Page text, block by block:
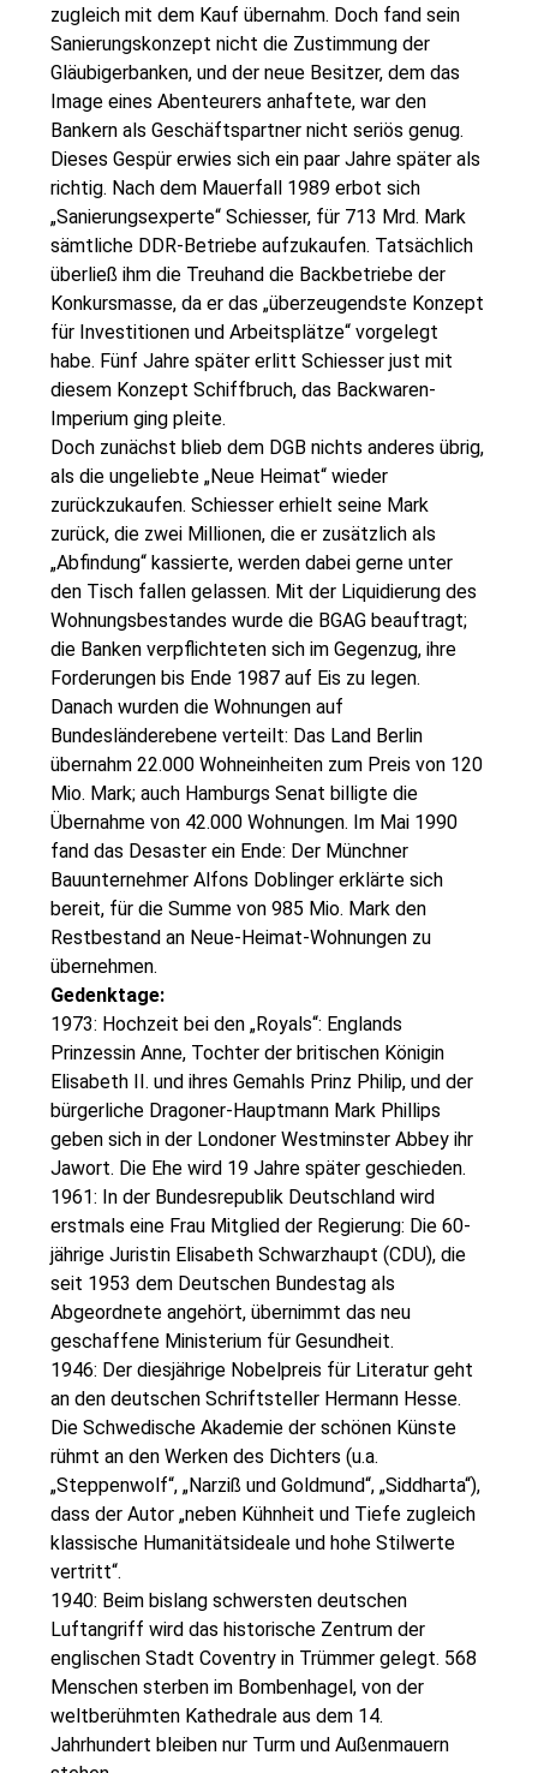
zugleich mit dem Kauf übernahm. Doch fand sein
Sanierungskonzept nicht die Zustimmung der
Gläubigerbanken, und der neue Besitzer, dem das
Image eines Abenteurers anhaftete, war den
Bankern als Geschäftspartner nicht seriös genug.
Dieses Gespür erwies sich ein paar Jahre später als
richtig. Nach dem Mauerfall 1989 erbot sich
„Sanierungsexperte“ Schiesser, für 713 Mrd. Mark
sämtliche DDR-Betriebe aufzukaufen. Tatsächlich
überließ ihm die Treuhand die Backbetriebe der
Konkursmasse, da er das „überzeugendste Konzept
für Investitionen und Arbeitsplätze“ vorgelegt
habe. Fünf Jahre später erlitt Schiesser just mit
diesem Konzept Schiffbruch, das Backwaren-
Imperium ging pleite.
Doch zunächst blieb dem DGB nichts anderes übrig,
als die ungeliebte „Neue Heimat“ wieder
zurückzukaufen. Schiesser erhielt seine Mark
zurück, die zwei Millionen, die er zusätzlich als
„Abfindung“ kassierte, werden dabei gerne unter
den Tisch fallen gelassen. Mit der Liquidierung des
Wohnungsbestandes wurde die BGAG beauftragt;
die Banken verpflichteten sich im Gegenzug, ihre
Forderungen bis Ende 1987 auf Eis zu legen.
Danach wurden die Wohnungen auf
Bundesländerebene verteilt: Das Land Berlin
übernahm 22.000 Wohneinheiten zum Preis von 120
Mio. Mark; auch Hamburgs Senat billigte die
Übernahme von 42.000 Wohnungen. Im Mai 1990
fand das Desaster ein Ende: Der Münchner
Bauunternehmer Alfons Doblinger erklärte sich
bereit, für die Summe von 985 Mio. Mark den
Restbestand an Neue-Heimat-Wohnungen zu
übernehmen.
Gedenktage:
1973: Hochzeit bei den „Royals“: Englands
Prinzessin Anne, Tochter der britischen Königin
Elisabeth II. und ihres Gemahls Prinz Philip, und der
bürgerliche Dragoner-Hauptmann Mark Phillips
geben sich in der Londoner Westminster Abbey ihr
Jawort. Die Ehe wird 19 Jahre später geschieden.
1961: In der Bundesrepublik Deutschland wird
erstmals eine Frau Mitglied der Regierung: Die 60-
jährige Juristin Elisabeth Schwarzhaupt (CDU), die
seit 1953 dem Deutschen Bundestag als
Abgeordnete angehört, übernimmt das neu
geschaffene Ministerium für Gesundheit.
1946: Der diesjährige Nobelpreis für Literatur geht
an den deutschen Schriftsteller Hermann Hesse.
Die Schwedische Akademie der schönen Künste
rühmt an den Werken des Dichters (u.a.
„Steppenwolf“, „Narziß und Goldmund“, „Siddharta“),
dass der Autor „neben Kühnheit und Tiefe zugleich
klassische Humanitätsideale und hohe Stilwerte
vertritt“.
1940: Beim bislang schwersten deutschen
Luftangriff wird das historische Zentrum der
englischen Stadt Coventry in Trümmer gelegt. 568
Menschen sterben im Bombenhagel, von der
weltberühmten Kathedrale aus dem 14.
Jahrhundert bleiben nur Turm und Außenmauern